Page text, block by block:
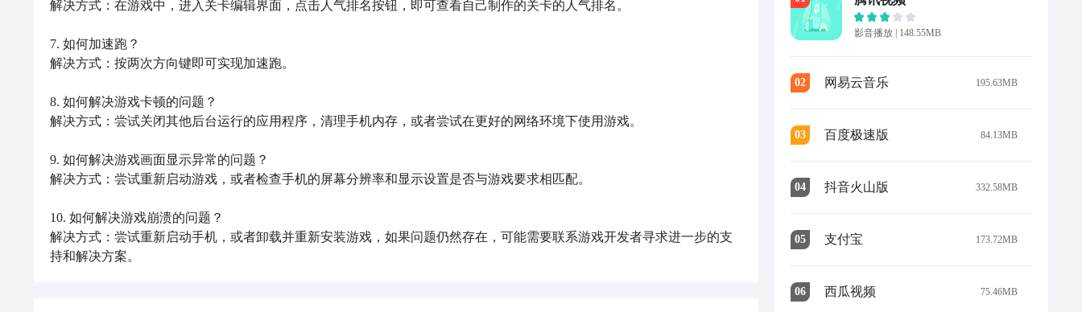
解决方式：在游戏中，进入关卡编辑界面，点击人气排名按钮，即可查看自己制作的关卡的人气排名。
7. 如何加速跑？
解决方式：按两次方向键即可实现加速跑。
8. 如何解决游戏卡顿的问题？
解决方式：尝试关闭其他后台运行的应用程序，清理手机内存，或者尝试在更好的网络环境下使用游戏。
9. 如何解决游戏画面显示异常的问题？
解决方式：尝试重新启动游戏，或者检查手机的屏幕分辨率和显示设置是否与游戏要求相匹配。
10. 如何解决游戏崩溃的问题？
解决方式：尝试重新启动手机，或者卸载并重新安装游戏，如果问题仍然存在，可能需要联系游戏开发者寻求进一步的支
持和解决方案。
影音播放 | 148.55MB
02 网易云音乐 195.63MB
03 百度极速版 84.13MB
04 抖音火山版 332.58MB
05 支付宝 173.72MB
06 西瓜视频 75.46MB